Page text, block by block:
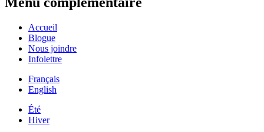
Accueil
Blogue
Nous joindre
Infolettre
Français
English
Été
Hiver